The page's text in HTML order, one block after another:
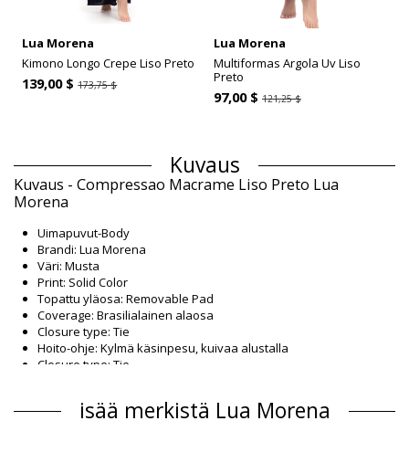
Lua Morena
Kimono Longo Crepe Liso Preto
139,00 $173,75 $
Lua Morena
Multiformas Argola Uv Liso
Preto
97,00 $ 121,25 $
Kuvaus
Kuvaus - Compressao Macrame Liso Preto Lua
Morena
Uimapuvut-Body
Brandi: Lua Morena
Väri: Musta
Print: Solid Color
Topattu yläosa: Removable Pad
Coverage: Brasilialainen alaosa
Closure type: Tie
Hoito-ohje: Kylmä käsinpesu, kuivaa alustalla
Closure type: Tie
Uimapuvut Musta Lua Morena
isää merkistä Lua Morena